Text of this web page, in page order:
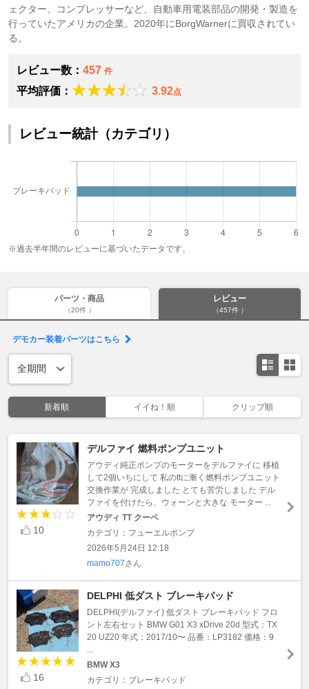
ェクター、コンプレッサーなど、自動車用電装部品の開発・製造を
行っていたアメリカの企業。2020年にBorgWarnerに買収されてい
る。
レビュー数： 457 件
平均評価： 3.92点
レビュー統計（カテゴリ）
※過去半年間のレビューに基づいたデータです。
パーツ・商品
（20件 ）
レビュー
（457件 ）
デモカー装着パーツはこちら
新着順 イイね！順 クリップ順
10
デルファイ 燃料ポンプユニット
アウディ純正ポンプのモーターをデルファイに 移植
して2個いちにして 私のttに漸く燃料ポンプユニット
交換作業が 完成しました とても苦労しました デル
ファイを付けたら、ウォーンと大きな モーター ...
アウディ TT クーペ
カテゴリ：フューエルポンプ
2026年5月24日 12:18
mamo707さん
16
DELPHI 低ダスト ブレーキパッド
DELPHI(デルファイ) 低ダスト ブレーキパッド フロ
ント左右セット BMW G01 X3 xDrive 20d 型式：TX
20 UZ20 年式：2017/10〜 品番：LP3182 価格：9
BMW X3
カテゴリ：ブレーキパッド